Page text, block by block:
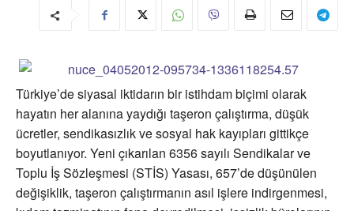
Türkiye’de siyasal iktidarın bir istihdam biçimi olarak
hayatın her alanına yaydığı taşeron çalıştırma, düşük
ücretler, sendikasızlık ve sosyal hak kayıpları gittikçe
boyutlanıyor. Yeni çıkarılan 6356 sayılı Sendikalar ve
Toplu İş Sözleşmesi (STİS) Yasası, 657’de düşünülen
değişiklik, taşeron çalıştırmanın asıl işlere indirgenmesi,